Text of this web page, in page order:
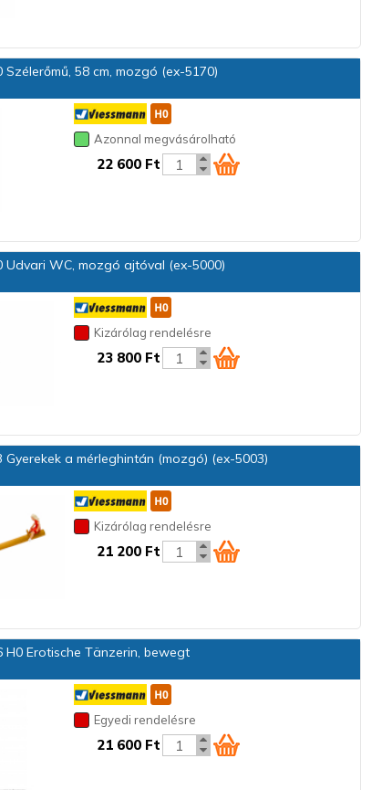
Szélerőmű, 58 cm, mozgó (ex-5170)
Azonnal megvásárolható
22 600 Ft
Udvari WC, mozgó ajtóval (ex-5000)
Kizárólag rendelésre
23 800 Ft
Gyerekek a mérleghintán (mozgó) (ex-5003)
Kizárólag rendelésre
21 200 Ft
H0 Erotische Tänzerin, bewegt
Egyedi rendelésre
21 600 Ft